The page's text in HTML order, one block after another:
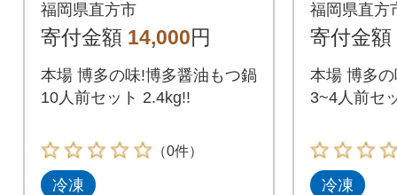
福岡県直方市
寄付金額 14,000円
本場 博多の味!博多醤油もつ鍋
10人前セット 2.4kg!!
（0件）
冷凍
福岡県直方
寄付金額
本場 博多
3~4人前セ
冷凍